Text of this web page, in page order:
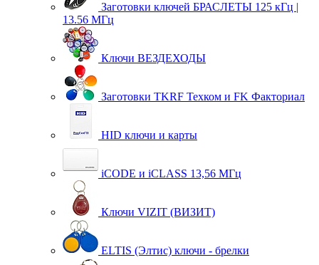
Заготовки ключей БРАСЛЕТЫ 125 кГц |
13.56 МГц
Ключи ВЕЗДЕХОДЫ
Заготовки TKRF Техком и FK Факториал
HID ключи и карты
iCODE и iCLASS 13,56 МГц
Ключи VIZIT (ВИЗИТ)
ELTIS (Элтис) ключи - брелки